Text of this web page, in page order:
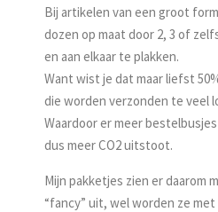
Bij artikelen van een groot
dozen op maat door 2, 3 of
en aan elkaar te plakken.
Want wist je dat maar liefst
die worden verzonden te veel
Waardoor er meer
dus meer CO2 uitstoot.
Mijn pakketjes zien er daarom
“fancy” uit, wel worden ze